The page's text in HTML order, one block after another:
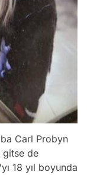
Carl Probyn
gitse de
'yı 18 yıl boyunda